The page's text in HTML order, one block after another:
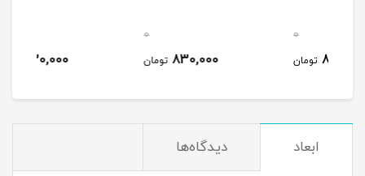
تومان تومان
ابعاد دیدگاه‌ها